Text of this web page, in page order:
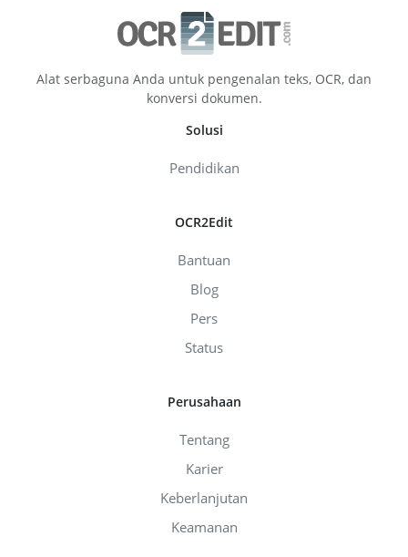
Alat serbaguna Anda untuk pengenalan teks, OCR, dan
konversi dokumen.
Solusi
Pendidikan
OCR2Edit
Bantuan
Blog
Pers
Status
Perusahaan
Tentang
Karier
Keberlanjutan
Keamanan